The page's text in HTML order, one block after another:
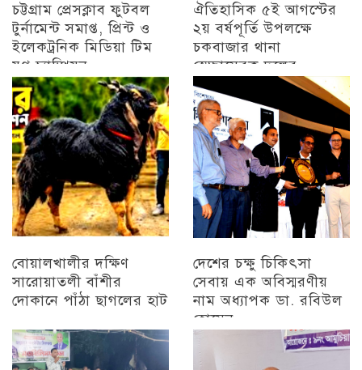
চট্টগ্রাম প্রেসক্লাব ফুটবল
টুর্নামেন্ট সমাপ্ত, প্রিন্ট ও
ইলেকট্রনিক মিডিয়া টিম
যুগ্ন চ্যাম্পিয়ন
চট্টগ্রাম
ঐতিহাসিক ৫ই আগস্টের
২য় বর্ষপূর্তি উপলক্ষে
চকবাজার থানা
স্বেচ্ছাসেবক দলের
প্রামাণ্যচিত্র প্রদর্শন ও
বিজয় মিছিল
চট্টগ্রাম
বোয়ালখালীর দক্ষিণ
সারোয়াতলী বাঁশীর
দোকানে পাঁঠা ছাগলের হাট
চট্টগ্রাম
দেশের চক্ষু চিকিৎসা
সেবায় এক অবিস্মরণীয়
নাম অধ্যাপক ডা. রবিউল
হোসেন